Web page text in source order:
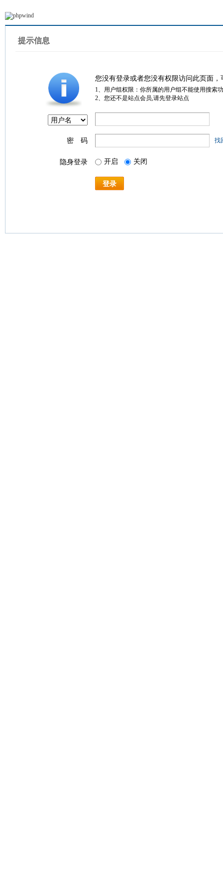
提示信息
您没有登录或者您没有权限访问此页面
1、用户组权限：你所属的用户组不能使用搜索
2、您还不是站点会员,请先登录站点
密 码 找
隐身登录 开启 关闭
登录